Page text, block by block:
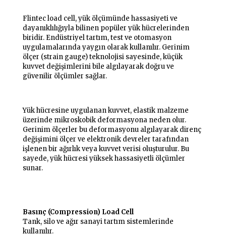
Flintec load cell, yük ölçümünde hassasiyeti ve
dayanıklılığıyla bilinen popüler yük hücrelerinden
biridir. Endüstriyel tartım, test ve otomasyon
uygulamalarında yaygın olarak kullanılır. Gerinim
ölçer (strain gauge) teknolojisi sayesinde, küçük
kuvvet değişimlerini bile algılayarak doğru ve
güvenilir ölçümler sağlar.
Yük hücresine uygulanan kuvvet, elastik malzeme
üzerinde mikroskobik deformasyona neden olur.
Gerinim ölçerler bu deformasyonu algılayarak direnç
değişimini ölçer ve elektronik devreler tarafından
işlenen bir ağırlık veya kuvvet verisi oluşturulur. Bu
sayede, yük hücresi yüksek hassasiyetli ölçümler
sunar.
Basınç (Compression) Load Cell
Tank, silo ve ağır sanayi tartım sistemlerinde
kullanılır.